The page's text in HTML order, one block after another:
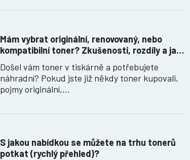
Mám vybrat originální, renovovaný, nebo
kompatibilní toner? Zkušenosti, rozdíly a jak
jich využít.
Došel vám toner v tiskárně a potřebujete
náhradní? Pokud jste již někdy toner kupovali,
pojmy originální,…
S jakou nabídkou se můžete na trhu tonerů
potkat (rychlý přehled)?